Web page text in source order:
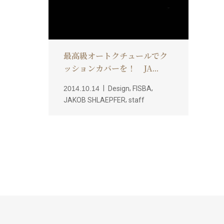
最高級オートクチュールでク
ッションカバーを！ JA...
2014.10.14 Design, FISBA,
JAKOB SHLAEPFER, staff